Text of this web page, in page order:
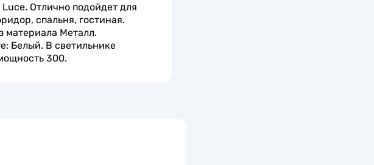
Отлично подойдет для
спальня, гостиная.
материала Металл.
Белый. В светильнике
300.